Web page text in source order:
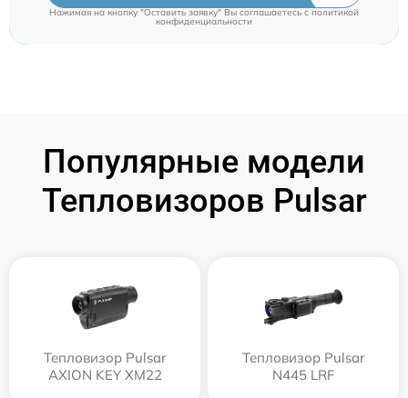
Нажимая на кнопку "Оставить заявку" Вы соглашаетесь cполитикой
конфиденциальности
Популярные модели
Тепловизоров Pulsar
Тепловизор Pulsar
AXION KEY XM22
Тепловизор Pulsar
N445 LRF